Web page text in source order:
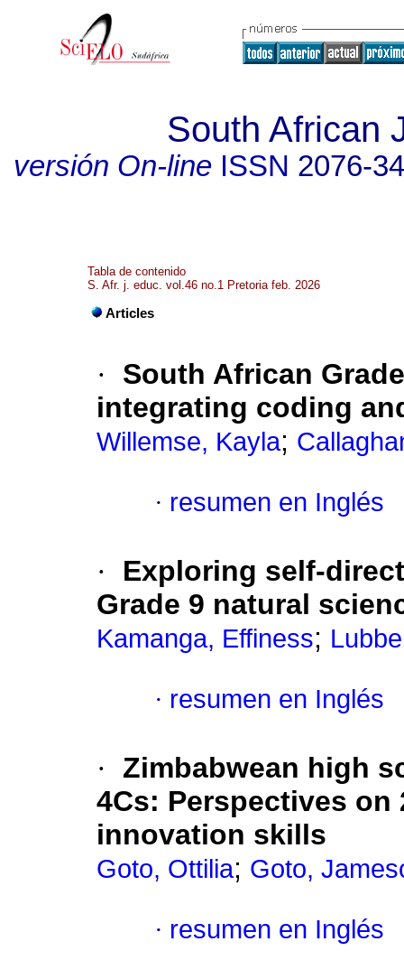
South African
versión On-lineISSN 2076-
Tabla de contenido
S. Afr. j. educ. vol.46 no.1 Pretoria feb. 2026
Articles
·
South African
integrating coding
Willemse, Kayla;
· resumen en Inglés
·
Exploring self-
Grade 9 natural
Kamanga, Effiness;
· resumen en Inglés
·
Zimbabwean high
4Cs: Perspectives
innovation skills
Goto, Ottilia; Goto,
· resumen en Inglés